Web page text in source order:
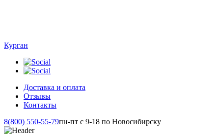
Курган
Доставка и оплата
Отзывы
Контакты
8(800) 550-55-79пн-пт с 9-18 по Новосибирску